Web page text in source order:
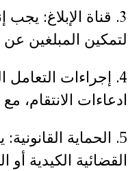
3. قناة الإبلاغ:
لتمكين المبلغين عن
4. إجراءات
ادعاءات الانتقام،
5. الحماية
القضائية الكيدية